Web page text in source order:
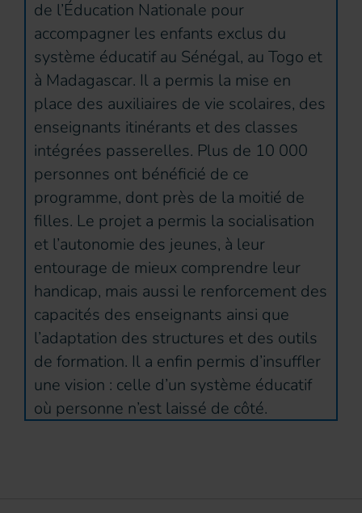
de l’Éducation Nationale pour
accompagner les enfants exclus du
système éducatif au Sénégal, au Togo et
à Madagascar. Il a permis la mise en
place des auxiliaires de vie scolaires, des
enseignants itinérants et des classes
intégrées passerelles. Plus de 10 000
personnes ont bénéficié de ce
programme, dont près de la moitié de
filles. Le projet a permis la socialisation
et l’autonomie des jeunes, à leur
entourage de mieux comprendre leur
handicap, mais aussi le renforcement des
capacités des enseignants ainsi que
l’adaptation des structures et des outils
de formation. Il a enfin permis d’insuffler
une vision : celle d’un système éducatif
où personne n’est laissé de côté.